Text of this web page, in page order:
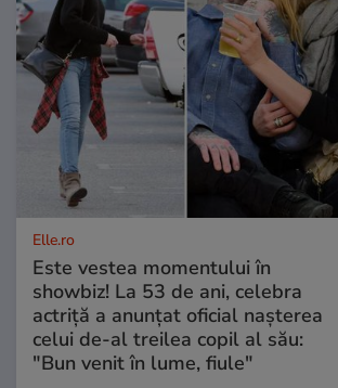
Elle.ro
Este vestea momentului în
showbiz! La 53 de ani, celebra
actriță a anunțat oficial nașterea
celui de-al treilea copil al său:
"Bun venit în lume, fiule"